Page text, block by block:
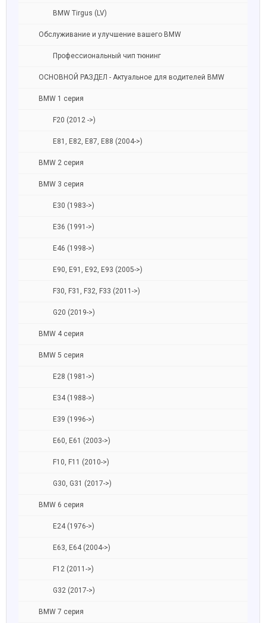
BMW Tirgus (LV)
Обслуживание и улучшение вашего BMW
Профессиональный чип тюнинг
ОСНОВНОЙ РАЗДЕЛ - Актуальное для водителей BMW
BMW 1 серия
F20 (2012 ->)
E81, E82, E87, E88 (2004->)
BMW 2 серия
BMW 3 серия
E30 (1983->)
E36 (1991->)
E46 (1998->)
E90, E91, E92, E93 (2005->)
F30, F31, F32, F33 (2011->)
G20 (2019->)
BMW 4 серия
BMW 5 серия
E28 (1981->)
E34 (1988->)
E39 (1996->)
E60, E61 (2003->)
F10, F11 (2010->)
G30, G31 (2017->)
BMW 6 серия
E24 (1976->)
E63, E64 (2004->)
F12 (2011->)
G32 (2017->)
BMW 7 серия